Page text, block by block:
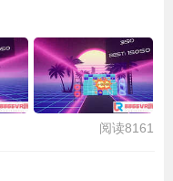
阅读8161